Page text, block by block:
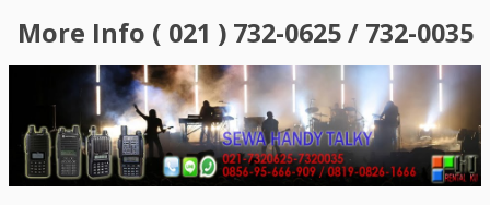
More Info ( 021 ) 732-0625 / 732-0035